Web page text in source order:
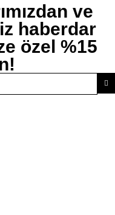
ve
haberdar
özel %15